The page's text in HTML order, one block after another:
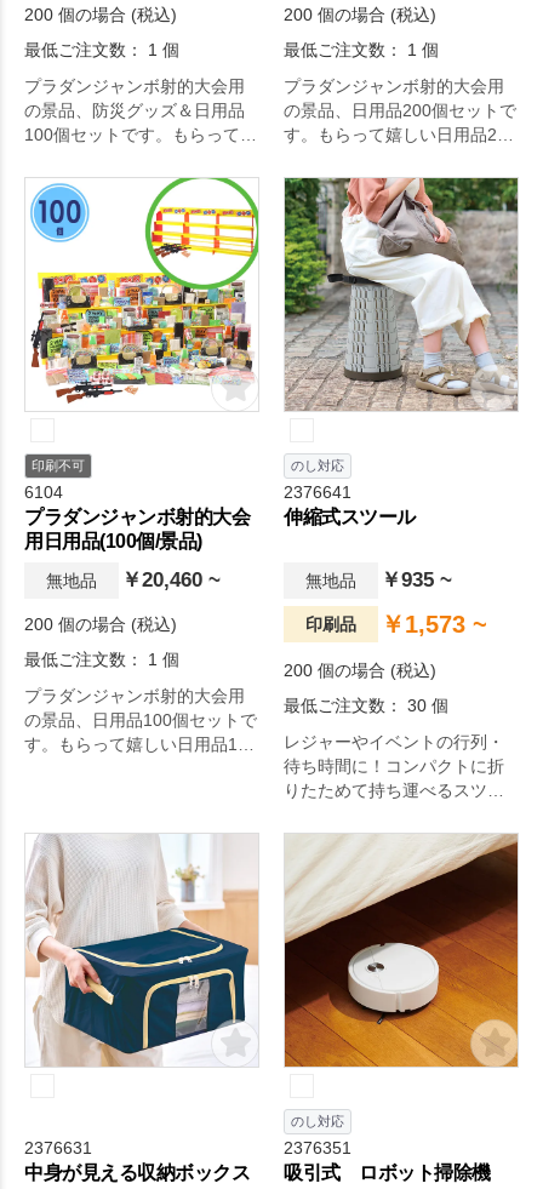
200 個の場合 (税込)
最低ご注文数： 1 個
プラダンジャンボ射的大会用
の景品、防災グッズ＆日用品
100個セットです。もらって嬉
をアソートでお届けします！
200 個の場合 (税込)
最低ご注文数： 1 個
プラダンジャンボ射的大会用
の景品、日用品200個セットで
す。もらって嬉しい日用品200
す！
印刷不可
6104
プラダンジャンボ射的大会
用日用品(100個/景品)
無地品 ￥20,460 ~
200 個の場合 (税込)
最低ご注文数： 1 個
プラダンジャンボ射的大会用
の景品、日用品100個セットで
す。もらって嬉しい日用品100
のし対応
2376641
伸縮式スツール
無地品 ￥935 ~
印刷品 ￥1,573 ~
200 個の場合 (税込)
最低ご注文数： 30 個
レジャーやイベントの行列・
待ち時間に！コンパクトに折
りたためて持ち運べるスツー
2376631
中身が見える収納ボックス
のし対応
2376351
吸引式 ロボット掃除機